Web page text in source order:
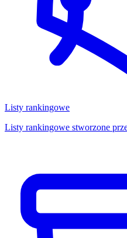
Listy rankingowe
Listy rankingowe stworzone